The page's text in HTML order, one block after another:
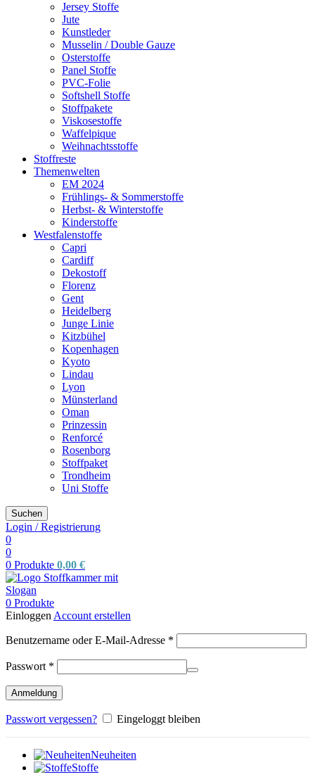
Jersey Stoffe
Jute
Kunstleder
Musselin / Double Gauze
Osterstoffe
Panel Stoffe
PVC-Folie
Softshell Stoffe
Stoffpakete
Viskosestoffe
Waffelpique
Weihnachtsstoffe
Stoffreste
Themenwelten
EM 2024
Frühlings- & Sommerstoffe
Herbst- & Winterstoffe
Kinderstoffe
Westfalenstoffe
Capri
Cardiff
Dekostoff
Florenz
Gent
Heidelberg
Junge Linie
Kitzbühel
Kopenhagen
Kyoto
Lindau
Lyon
Münsterland
Oman
Prinzessin
Renforcé
Rosenborg
Stoffpaket
Trondheim
Uni Stoffe
Suchen
Login / Registrierung
0
0
0 Produkte 0,00 €
0 Produkte
Einloggen Account erstellen
Benutzername oder E-Mail-Adresse *
Passwort *
Anmeldung
Passwort vergessen? Eingeloggt bleiben
Neuheiten
Stoffe